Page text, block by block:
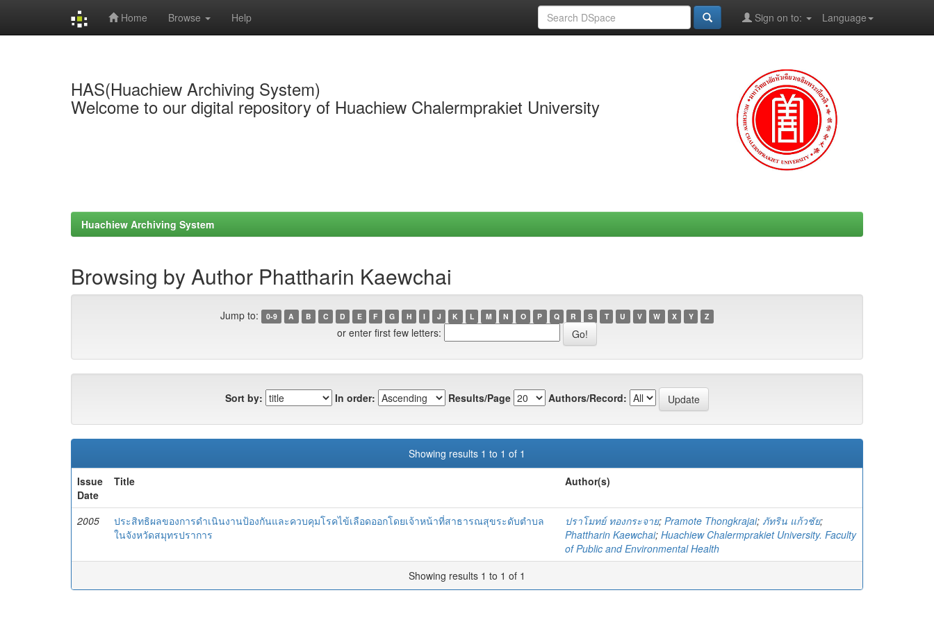
Home Browse Help Language
Sign on to:
HAS(Huachiew Archiving System)
Welcome to our digital repository of Huachiew Chalermprakiet University
Huachiew Archiving System
Browsing by Author Phattharin Kaewchai
Jump to: 0-9 A B C D E F G H I J K L M N O P Q R S T U V W X Y Z
or enter first few letters:
Sort by: In order: Results/Page Authors/Record:
Showing results 1 to 1 of 1
Issue
Date
Title Author(s)
2005
ประสิทธิผลของการดำเนินงานป้องกันและควบคุมโรคไข้เลือดออกโดยเจ้าหน้าที่สาธารณสุขระดับตำบล
ในจังหวัดสมุทรปราการ
ปราโมทย์ ทองกระจาย; Pramote Thongkrajai; ภัทริน แก้วชัย;
Phattharin Kaewchai; Huachiew Chalermprakiet University. Faculty
of Public and Environmental Health
Showing results 1 to 1 of 1